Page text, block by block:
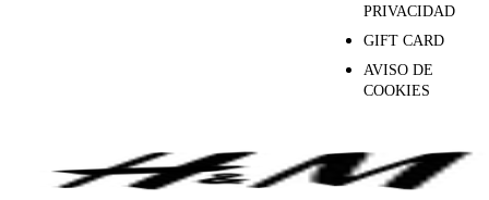
PRIVACIDAD
GIFT CARD
AVISO DE
COOKIES